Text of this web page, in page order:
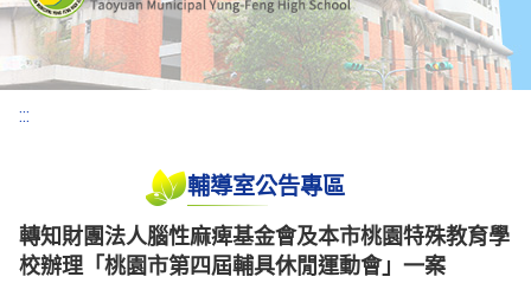
:::
輔導室公告專區
轉知財團法人腦性麻痺基金會及本市桃園特殊教育學
校辦理「桃園市第四屆輔具休閒運動會」一案